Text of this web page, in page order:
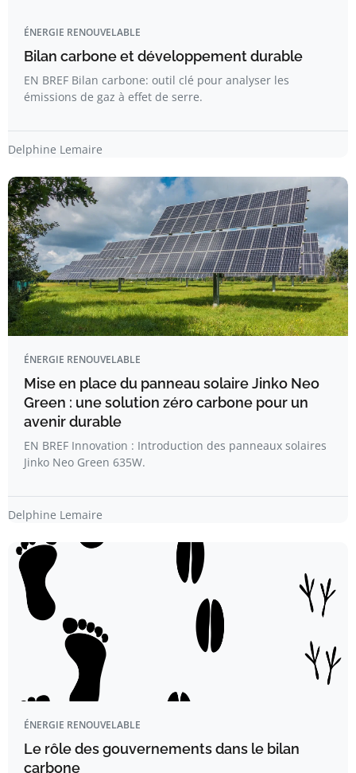
ÉNERGIE RENOUVELABLE
Bilan carbone et développement durable
EN BREF Bilan carbone: outil clé pour analyser les
émissions de gaz à effet de serre.
Delphine Lemaire
ÉNERGIE RENOUVELABLE
Mise en place du panneau solaire Jinko Neo
Green : une solution zéro carbone pour un
avenir durable
EN BREF Innovation : Introduction des panneaux solaires
Jinko Neo Green 635W.
Delphine Lemaire
ÉNERGIE RENOUVELABLE
Le rôle des gouvernements dans le bilan
carbone